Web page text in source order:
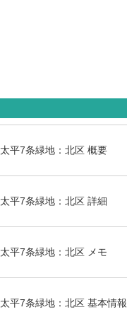
太平7条緑地：北区 概要
太平7条緑地：北区 詳細
太平7条緑地：北区 メモ
太平7条緑地：北区 基本情報